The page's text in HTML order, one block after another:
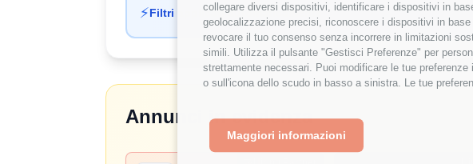
collegare diversi dispositivi, identificare i dispositivi in
geolocalizzazione precisi, riconoscere i dispositivi in
revocare il tuo consenso senza incorrere in limitazioni
simili. Utilizza il pulsante "Gestisci Preferenze" per
strettamente necessari. Puoi modificare le tue
o sull'icona dello scudo in basso a sinistra. Le tue
Maggiori informazioni
⚡Filtri applicati automaticamente
Annunci in evidenza